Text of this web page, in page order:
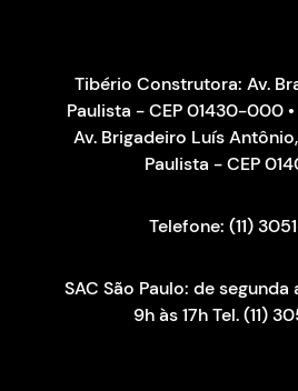
Tibério Construtora: Av.
Paulista - CEP 01430-000
Av. Brigadeiro Luís
Paulista - CEP
Telefone: (11)
SAC São Paulo: de
9h às 17h Tel. (11)